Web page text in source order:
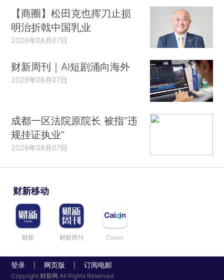
【商圈】松田克也挥刀止损
明治折戟中国乳业
2026年08月07日
财新周刊｜AI短剧涌向海外
2026年08月07日
成都一区法院原院长 被指“违
规挂证执业”
2026年08月07日
财新移动
财新 财新周刊 Caixin
登录 网页版 订阅电邮
Copyright 财新网 All Rights Reserved